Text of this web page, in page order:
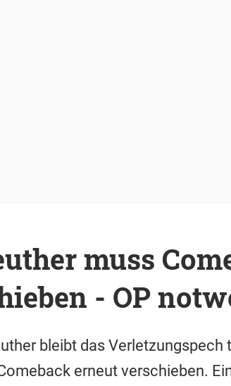
muss
- OP
bleibt das Verletzungspech
erneut verschieben.